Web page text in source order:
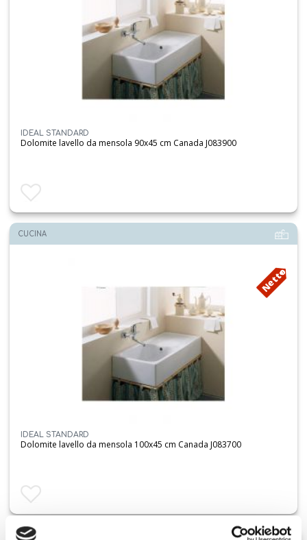
IDEAL STANDARD
Dolomite lavello da mensola 90x45 cm Canada J083900
Aggiungi ai preferiti
CUCINA
Netto
IDEAL STANDARD
Dolomite lavello da mensola 100x45 cm Canada J083700
Aggiungi ai preferiti